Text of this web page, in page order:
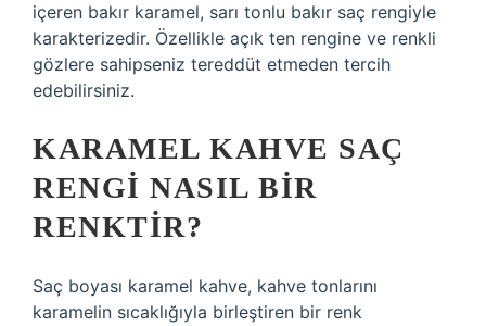
içeren bakır karamel, sarı tonlu bakır saç rengiyle
karakterizedir. Özellikle açık ten rengine ve renkli
gözlere sahipseniz tereddüt etmeden tercih
edebilirsiniz.
KARAMEL KAHVE SAÇ
RENGI NASIL BIR
RENKTIR?
Saç boyası karamel kahve, kahve tonlarını
karamelin sıcaklığıyla birleştiren bir renk